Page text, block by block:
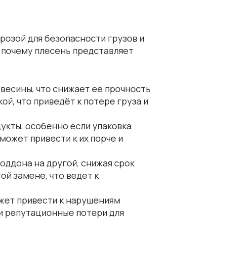
для безопасности грузов и
плесень представляет
что снижает её прочность
что приведёт к потере груза и
особенно если упаковка
привести к их порче и
на другой, снижая срок
замене, что ведет к
привести к нарушениям
репутационные потери для